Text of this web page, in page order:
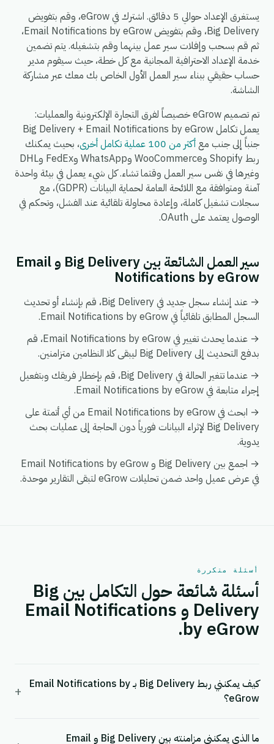
يستغرق الإعداد حوالي 5 دقائق. اشترك في eGrow، وقم بتفويض
Big Delivery، وقم بتفويض Email Notifications by eGrow،
ثم قم بسحب وإفلات سير عمل بينهما وقم بتشغيله. يتم تضمين
خدمة الإعداد الاحترافية المجانية مع كل خطة، حيث سيقوم مدير
حساب حقيقي ببناء سير العمل الأول الخاص بك معك عبر مشاركة
الشاشة.
تم تصميم eGrow خصيصاً لفرق التجارة الإلكترونية والعمليات:
يعمل تكامل Big Delivery + Email Notifications by eGrow
جنباً إلى جنب معأكثر من 100 عملية تكامل أخرى
، بحيث يمكنك
ربط Shopify وWooCommerce وWhatsApp وFedEx وDHL
وغيرها في نفس سير العمل وقتما تشاء. كل شيء يعمل في بيئة واحدة
آمنة ومتوافقة مع اللائحة العامة لحماية البيانات (GDPR)، مع
سجلات تشغيل كاملة، وإعادة محاولة تلقائية عند الفشل، وتحكم في
الوصول يعتمد على OAuth.
سير العمل الشائعة بين Big Delivery و Email
Notifications by eGrow
→ عند إنشاء سجل جديد في Big Delivery، قم بإنشاء أو تحديث
السجل المطابق تلقائياً في Email Notifications by eGrow.
→ عندما يحدث تغيير في Email Notifications by eGrow، قم
بدفع التحديث إلى Big Delivery ليبقى كلا النظامين متزامنين.
→ عندما تتغير الحالة في Big Delivery، قم بإخطار فريقك وبتفعيل
إجراء متابعة في Email Notifications by eGrow.
→ ابحث في Email Notifications by eGrow من أي أتمتة على
Big Delivery لإثراء البيانات فورياً دون الحاجة إلى عمليات بحث
يدوية.
→ اجمع بين Big Delivery و Email Notifications by eGrow
في عرض عميل واحد ضمن تحليلات eGrow لتبقى التقارير موحدة.
أسئلة متكررة
أسئلة شائعة حول التكامل بين Big
Delivery و Email Notifications
by eGrow.
كيف يمكنني ربط Big Delivery بـ Email Notifications by
eGrow؟
+
ما الذي يمكنني مزامنته بين Big Delivery و Email